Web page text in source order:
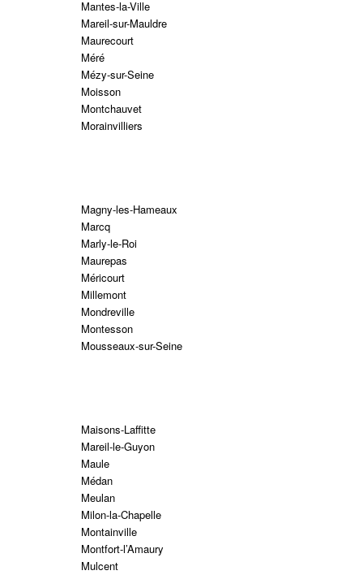
Mantes-la-Ville
Mareil-sur-Mauldre
Maurecourt
Méré
Mézy-sur-Seine
Moisson
Montchauvet
Morainvilliers
Magny-les-Hameaux
Marcq
Marly-le-Roi
Maurepas
Méricourt
Millemont
Mondreville
Montesson
Mousseaux-sur-Seine
Maisons-Laffitte
Mareil-le-Guyon
Maule
Médan
Meulan
Milon-la-Chapelle
Montainville
Montfort-l’Amaury
Mulcent